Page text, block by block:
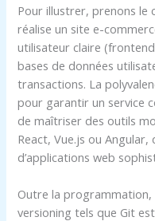
Pour illustrer, prenons le
réalise un site e-
utilisateur claire
bases de données
transactions. La
pour garantir un service
de maîtriser des outils
React, Vue.js ou
d’applications web
Outre la programmation,
versioning tels que Git